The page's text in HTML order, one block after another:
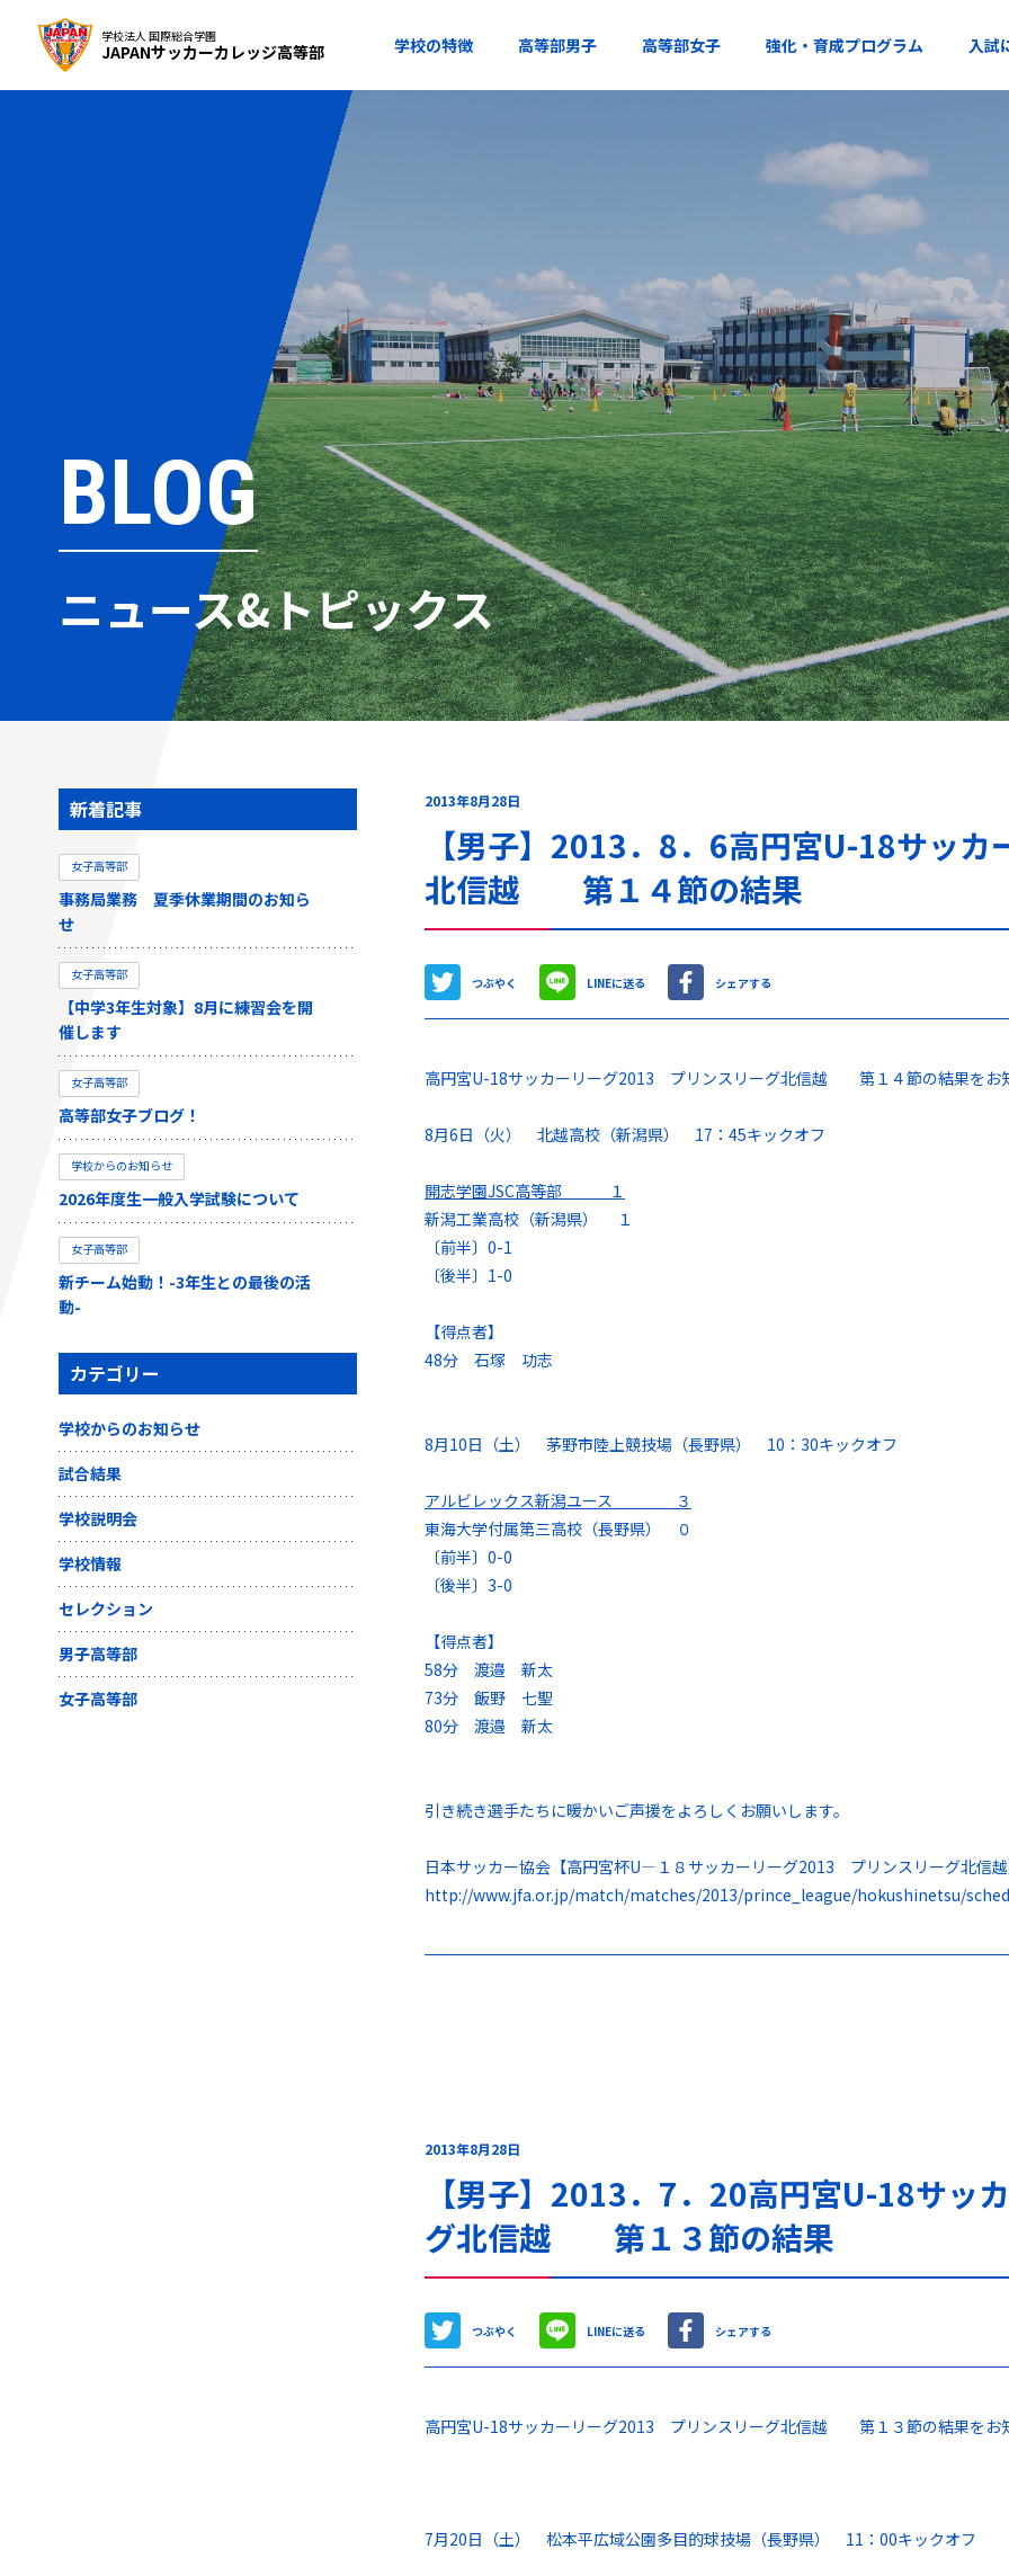
学校法人 国際総合学園
JAPANサッカーカレッジ高等部 学校の特徴 高等部男子 高等部女子 強化・育成プログラム 入試
BLOG
ニュース&トピックス
2013年8月28日
【男子】2013．8．6高円宮U-18サッ
北信越 第１４節の結果
つぶやく LINEに送る シェアする
高円宮U-18サッカーリーグ2013 プリンスリーグ北信越 第１４節の結果をお
8月6日（火） 北越高校（新潟県） 17：45キックオフ
開志学園JSC高等部 １
新潟工業高校（新潟県） １
〔前半〕0-1
〔後半〕1-0
【得点者】
48分 石塚 功志
8月10日（土） 茅野市陸上競技場（長野県） 10：30キックオフ
アルビレックス新潟ユース ３
東海大学付属第三高校（長野県） ０
〔前半〕0-0
〔後半〕3-0
【得点者】
58分 渡邉 新太
73分 飯野 七聖
80分 渡邉 新太
引き続き選手たちに暖かいご声援をよろしくお願いします。
日本サッカー協会【高円宮杯U―１８サッカーリーグ2013 プリンスリーグ北信
http://www.jfa.or.jp/match/matches/2013/prince_league/hokushinetsu/
2013年8月28日
【男子】2013．7．20高円宮U-18サ
グ北信越 第１３節の結果
つぶやく LINEに送る シェアする
高円宮U-18サッカーリーグ2013 プリンスリーグ北信越 第１３節の結果をお
7月20日（土） 松本平広域公園多目的球技場（長野県） 11：00キックオフ
新着記事
女子高等部
事務局業務 夏季休業期間のお知ら
せ
女子高等部
【中学3年生対象】8月に練習会を開
催します
女子高等部
高等部女子ブログ！
学校からのお知らせ
2026年度生一般入学試験について
女子高等部
新チーム始動！-3年生との最後の活
動-
カテゴリー
学校からのお知らせ
試合結果
学校説明会
学校情報
セレクション
男子高等部
女子高等部